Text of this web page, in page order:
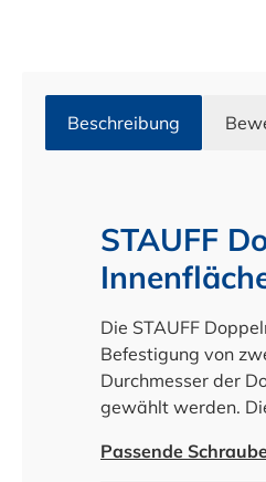
Beschreibung
STAUFF
Die STAUFF
Befestigung von
Durchmesser der
gewählt werden.
Passende